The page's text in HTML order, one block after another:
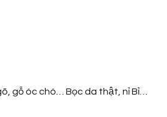
gỗ óc chó… Bọc da thật, nỉ Bỉ…